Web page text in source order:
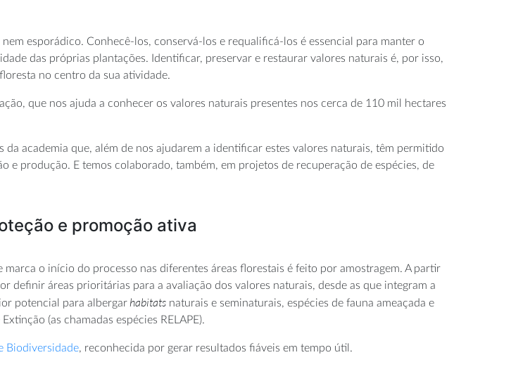
esporádico. Conhecê-los, conservá-los e requalificá-los é essencial para manter o
das próprias plantações. Identificar, preservar e restaurar valores naturais é, por isso,
no centro da sua atividade.
que nos ajuda a conhecer os valores naturais presentes nos cerca de 110 mil hectares
academia que, além de nos ajudarem a identificar estes valores naturais, têm permitido
produção. E temos colaborado, também, em projetos de recuperação de espécies, de
e promoção ativa
o início do processo nas diferentes áreas florestais é feito por amostragem. A partir
definir áreas prioritárias para a avaliação dos valores naturais, desde as que integram a
potencial para albergar habitats naturais e seminaturais, espécies de fauna ameaçada e
(as chamadas espécies RELAPE).
Biodiversidade, reconhecida por gerar resultados fiáveis em tempo útil.